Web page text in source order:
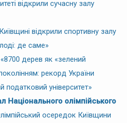
відкрили сучасну залу
відкрили спортивну залу
де саме»
«8700 дерев як «зелений
рекорд України
університет»
Національного олімпійського
осередок Київщини